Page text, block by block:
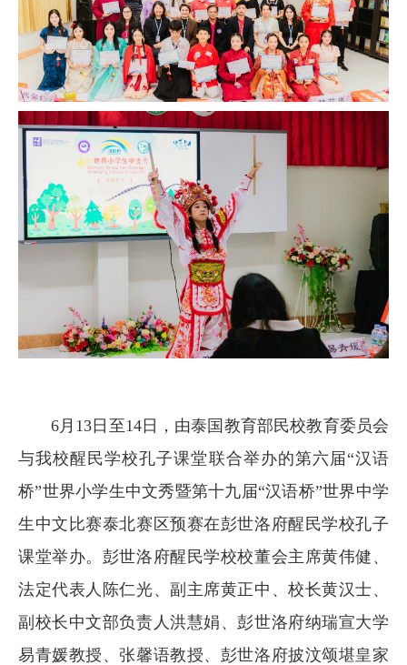
6月13日至14日，由泰国教育部民校教育委员会
与我校醒民学校孔子课堂联合举办的第六届“汉语
桥”世界小学生中文秀暨第十九届“汉语桥”世界中学
生中文比赛泰北赛区预赛在彭世洛府醒民学校孔子
课堂举办。彭世洛府醒民学校校董会主席黄伟健、
法定代表人陈仁光、副主席黄正中、校长黄汉士、
副校长中文部负责人洪慧娟、彭世洛府纳瑞宣大学
易青媛教授、张馨语教授、彭世洛府披汶颂堪皇家